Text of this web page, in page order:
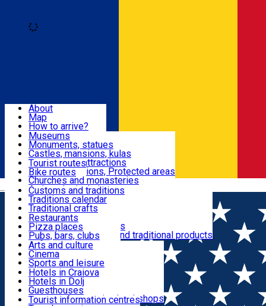
Română
Attractions
Routes
Customs, Traditions
Food & Drinks
Leisure & Fun
Accommodation
Useful
About
Map
How to arrive?
Recommendations
Tourist attractions
News
Museums
Monuments, statues
Castles, mansions, kulas
Architectural attractions
Natural attractions, Protected areas
Churches and monasteries
Archaeological sites
Parks and gardens
Tourist routes
Bike routes
Customs and traditions
Traditions calendar
Traditional crafts
Traditional cuisine
Wineries and vineyards
Local manufacturers and traditional products
Restaurants
Pizza places
Pubs, bars, clubs
Cafes and teahouses
Sweets and ice cream
Fast-food
Arts and culture
Cinema
Sports and leisure
Horse riding
Swimming pools
Zoo
Shopping, souvenirs, bookshops
Hotels in Craiova
Hotels in Dolj
Guesthouses
Villas
Tourist information centres